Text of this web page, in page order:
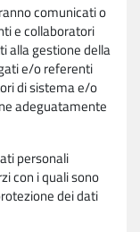
comunicati o
e collaboratori
alla gestione della
e/o referenti
di sistema e/o
adeguatamente
personali
con i quali sono
dei dati